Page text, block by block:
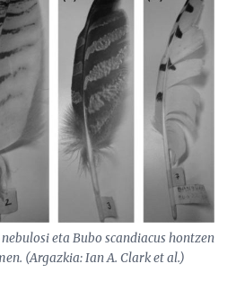
eta Bubo scandiacus hontzen
(Argazkia: Ian A. Clark et al.)